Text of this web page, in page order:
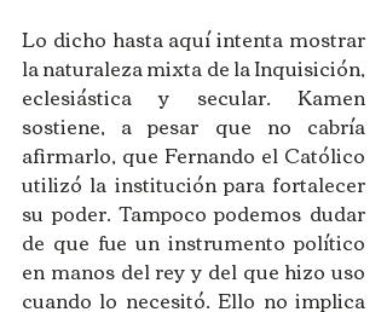
Lo dicho hasta aquí intenta mostrar
la naturaleza mixta de la Inquisición,
eclesiástica y secular. Kamen
sostiene, a pesar que no cabría
afirmarlo, que Fernando el Católico
utilizó la institución para fortalecer
su poder. Tampoco podemos dudar
de que fue un instrumento político
en manos del rey y del que hizo uso
cuando lo necesitó. Ello no implica